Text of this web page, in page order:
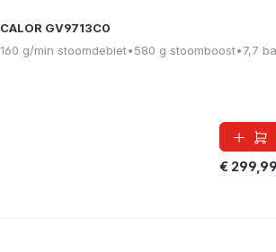
CALOR GV9713C0
160 g/min stoomdebiet•580 g stoomboost•7,7
€